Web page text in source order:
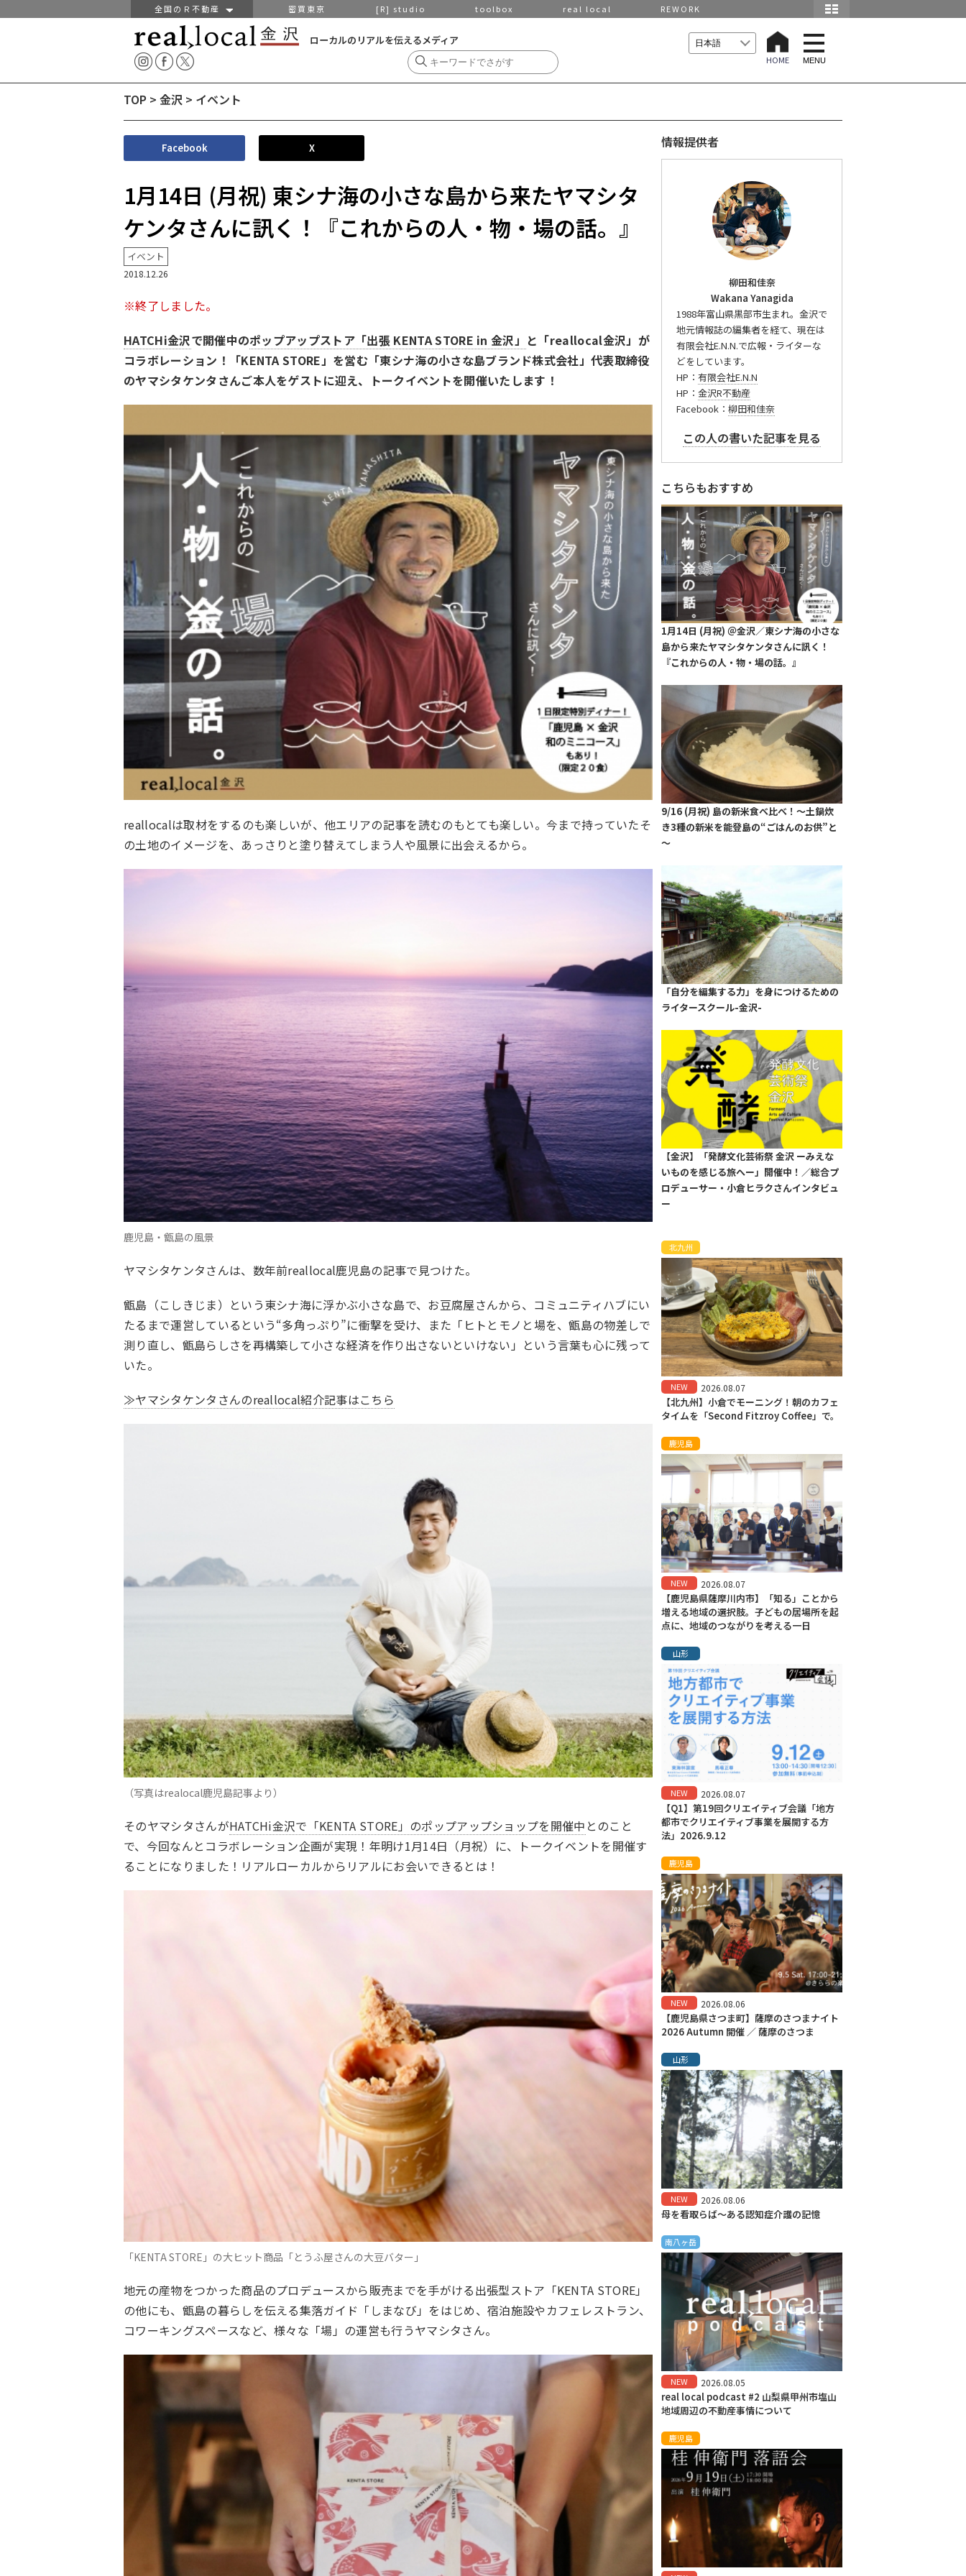
全国のＲ不動産 密買東京 [R] studio toolbox real local REWORK
ローカルのリアルを伝えるメディア
HOME
t
o
g
l
a
MENU
TOP > 金沢 > イベント
Facebook X
1月14日 (月祝) 東シナ海の小さな島から来たヤマシタ
ケンタさんに訊く！『これからの人・物・場の話。』
イベント
2018.12.26
※終了しました。
HATCHi金沢で開催中のポップアップストア「出張 KENTA STORE in 金沢」 と「reallocal金沢」が
コラボレーション！「KENTA STORE」を営む「東シナ海の小さな島ブランド株式会社」代表取締役
のヤマシタケンタさんご本人をゲストに迎え、トークイベントを開催いたします！
reallocalは取材をするのも楽しいが、他エリアの記事を読むのもとても楽しい。今まで持っていたそ
の土地のイメージを、あっさりと塗り替えてしまう人や風景に出会えるから。
鹿児島・甑島の風景
ヤマシタケンタさんは、数年前reallocal鹿児島の記事で見つけた。
甑島（こしきじま）という東シナ海に浮かぶ小さな島で、お豆腐屋さんから、コミュニティハブにい
たるまで運営しているという“多角っぷり”に衝撃を受け、また「 ヒトとモノと場を、甑島の物差しで
測り直し、甑島らしさを再構築して小さな経済を作り出さないといけない 」という言葉も心に残って
いた。
≫ヤマシタケンタさんのreallocal紹介記事はこちら
（写真はrealocal鹿児島記事より）
そのヤマシタさんがHATCHi金沢で「KENTA STORE」のポップアップショップを開催中 とのこと
で、今回なんとコラボレーション企画が実現！年明け1月14日（月祝）に、トークイベントを開催す
ることになりました！リアルローカルからリアルにお会いできるとは！
「KENTA STORE」の大ヒット商品「とうふ屋さんの大豆バター」
地元の産物をつかった商品のプロデュースから販売までを手がける出張型ストア「KENTA STORE」
の他にも、甑島の暮らしを伝える集落ガイド「しまなび」をはじめ、宿泊施設やカフェレストラン、
コワーキングスペースなど、様々な「場」の運営も行うヤマシタさん。
情報提供者
柳田和佳奈
Wakana Yanagida
1988年富山県黒部市生まれ。金沢で
地元情報誌の編集者を経て、現在は
有限会社E.N.N.で広報・ライターな
どをしています。
HP： 有限会社E.N.N
HP： 金沢R不動産
Facebook： 柳田和佳奈
この人の書いた記事を見る
こちらもおすすめ
1月14日 (月祝) ＠金沢／東シナ海の小さな
島から来たヤマシタケンタさんに訊く！
『これからの人・物・場の話。』
9/16 (月祝) 島の新米食べ比べ！～土鍋炊
き3種の新米を能登島の“ごはんのお供”と
～
「自分を編集する力」を身につけるための
ライタースクール-金沢-
【金沢】「発酵文化芸術祭 金沢 ーみえな
いものを感じる旅へー」開催中！／総合プ
ロデューサー・小倉ヒラクさんインタビュ
ー
北九州
NEW 2026.08.07
【北九州】小倉でモーニング！朝のカフェ
タイムを「Second Fitzroy Coffee」で。
鹿児島
NEW 2026.08.07
【鹿児島県薩摩川内市】「知る」ことから
増える地域の選択肢。子どもの居場所を起
点に、地域のつながりを考える一日
山形
NEW 2026.08.07
【Q1】第19回クリエイティブ会議「地方
都市でクリエイティブ事業を展開する方
法」2026.9.12
鹿児島
NEW 2026.08.06
【鹿児島県さつま町】薩摩のさつまナイト
2026 Autumn 開催 ／ 薩摩のさつま
山形
NEW 2026.08.06
母を看取らば～ある認知症介護の記憶
南八ヶ岳
NEW 2026.08.05
real local podcast #2 山梨県甲州市塩山
地域周辺の不動産事情について
鹿児島